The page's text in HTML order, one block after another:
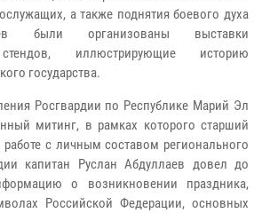
а также поднятия боевого духа
были организованы выставки
иллюстрирующие историю
государства.
Росгвардии по Республике Марий Эл
митинг, в рамках которого старший
с личным составом регионального
капитан Руслан Абдуллаев довел до
о возникновении праздника,
Российской Федерации, основных